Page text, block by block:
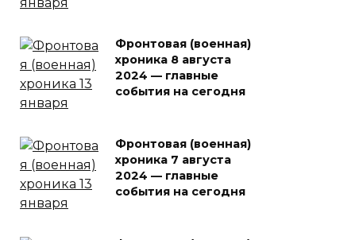
Фронтовая (военная)
хроника 8 августа
2024 — главные
события на сегодня
Фронтовая (военная)
хроника 7 августа
2024 — главные
события на сегодня